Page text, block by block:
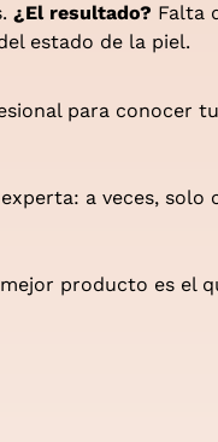
¿El resultado? Falta
estado de la piel.
para conocer
a veces, solo
producto es el